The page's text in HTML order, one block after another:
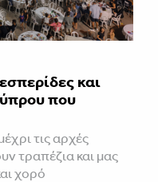
και
που
τις αρχές
τραπέζια και μας
χορό